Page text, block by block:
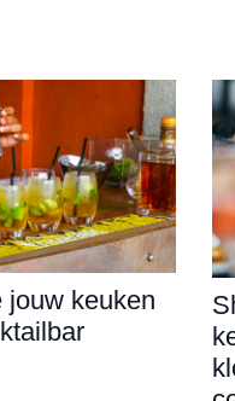
jouw keuken